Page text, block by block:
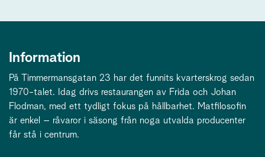
Information
På Timmermansgatan 23 har det funnits kvarterskrog sedan
1970-talet. Idag drivs restaurangen av Frida och Johan
Flodman, med ett tydligt fokus på hållbarhet. Matfilosofin
är enkel – råvaror i säsong från noga utvalda producenter
får stå i centrum.